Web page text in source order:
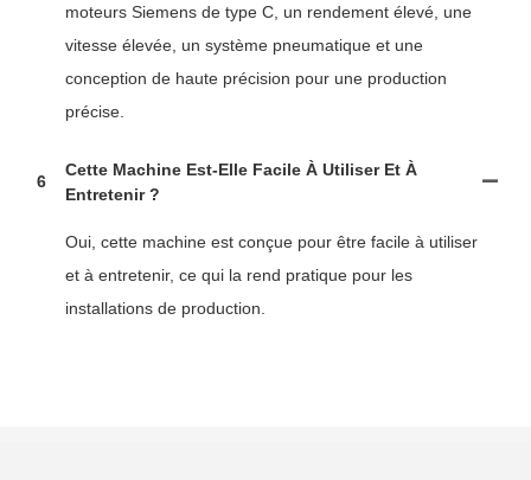
moteurs Siemens de type C, un rendement élevé, une
vitesse élevée, un système pneumatique et une
conception de haute précision pour une production
précise.
6
Cette Machine Est-Elle Facile À Utiliser Et À
Entretenir ?
Oui, cette machine est conçue pour être facile à utiliser
et à entretenir, ce qui la rend pratique pour les
installations de production.